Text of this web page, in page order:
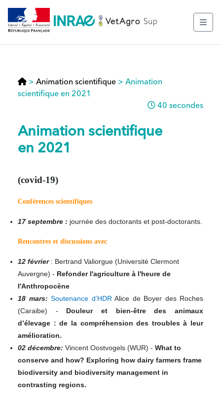
> Animation scientifique > Animation
scientifique en 2021
40 secondes
Animation scientifique
en 2021
(covid-19)
Conférences scientifiques
17 septembre : journée des doctorants et post-doctorants.
Rencontres et discussions avec
12 février: Bertrand Valiorgue (Université Clermont
Auvergne) - Refonder l'agriculture à l'heure de
l'Anthropocène
18 mars: Soutenance d’HDR Alice de Boyer des Roches
(Caraibe) - Douleur et bien-être des animaux
d’élevage : de la compréhension des troubles à leur
amélioration.
02 décembre: Vincent Oostvogels (WUR) - What to
conserve and how? Exploring how dairy farmers frame
biodiversity and biodiversity management in
contrasting regions.